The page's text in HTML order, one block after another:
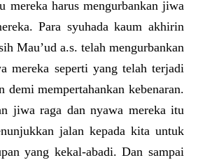
mereka harus mengurbankan jiwa
Para syuhada kaum akhirin
Mau’ud a.s. telah mengurbankan
mereka seperti yang telah terjadi
mempertahankan kebenaran.
jiwa raga dan nyawa mereka itu
jalan kepada kita untuk
yang kekal-abadi. Dan sampai